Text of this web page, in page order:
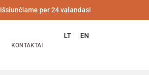
Išsiunčiame per 24 valandas!
KONTAKTAI
LT EN